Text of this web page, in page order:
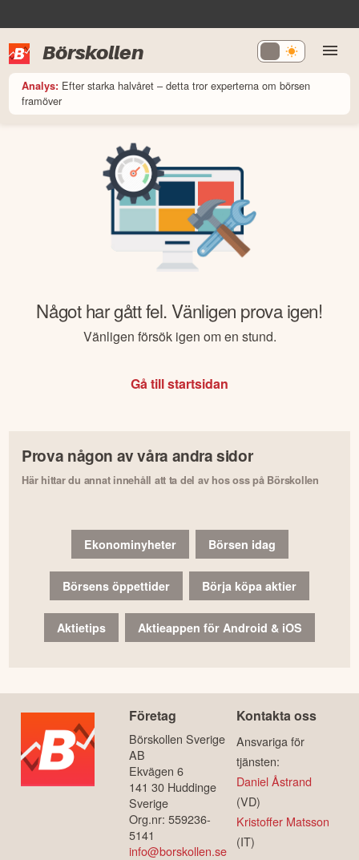
Börskollen
Analys: Efter starka halvåret – detta tror experterna om börsen
framöver
Något har gått fel. Vänligen prova igen!
Vänligen försök igen om en stund.
Gå till startsidan
Prova någon av våra andra sidor
Här hittar du annat innehåll att ta del av hos oss på Börskollen
Ekonominyheter Börsen idag
Börsens öppettider Börja köpa aktier
Aktietips Aktieappen för Android & iOS
Företag
Börskollen Sverige
AB
Ekvägen 6
141 30 Huddinge
Sverige
Org.nr: 559236-
5141
info@borskollen.se
Kontakta oss
Ansvariga för
tjänsten:
Daniel Åstrand
(VD)
Kristoffer Matsson
(IT)